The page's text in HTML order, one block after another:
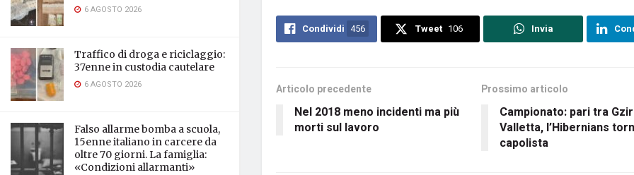
6 AGOSTO 2026
Traffico di droga e riciclaggio:
37enne in custodia cautelare
6 AGOSTO 2026
Falso allarme bomba a scuola,
15enne italiano in carcere da
oltre 70 giorni. La famiglia:
«Condizioni allarmanti»
Condividi 456 Tweet 106 Invia
Articolo precedente
Nel 2018 meno incidenti ma più
morti sul lavoro
Prossimo articolo
Campionato: pari tra
Valletta, l’Hibernians
capolista